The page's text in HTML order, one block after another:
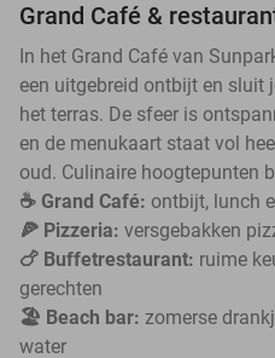
Grand Café &
In het Grand Café van
een uitgebreid ontbijt en sluit
het terras. De sfeer is
en de menukaart staat vol
oud. Culinaire hoogtepunten
☕️ Grand Café: ontbijt, lunch
🍕 Pizzeria: versgebakken
🍗 Buffetrestaurant: ruime
gerechten
🏖️ Beach bar: zomerse
water